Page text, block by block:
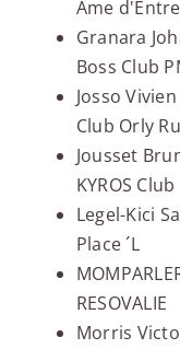
Âme
Granara
Boss Club
Josso Vivien
Club Orly
Jousset
KYROS Club
Legel-Kici
Place ´L
RESOVALIE
Morris